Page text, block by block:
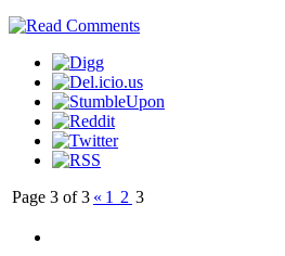
Page 3 of 3 « 1 2 3